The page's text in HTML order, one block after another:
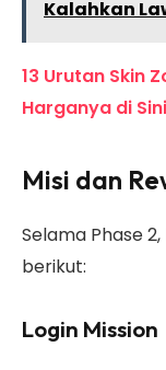
Kalahkan
13 Urutan Skin
Harganya di
Misi dan
Selama Phase
berikut:
Login Mission